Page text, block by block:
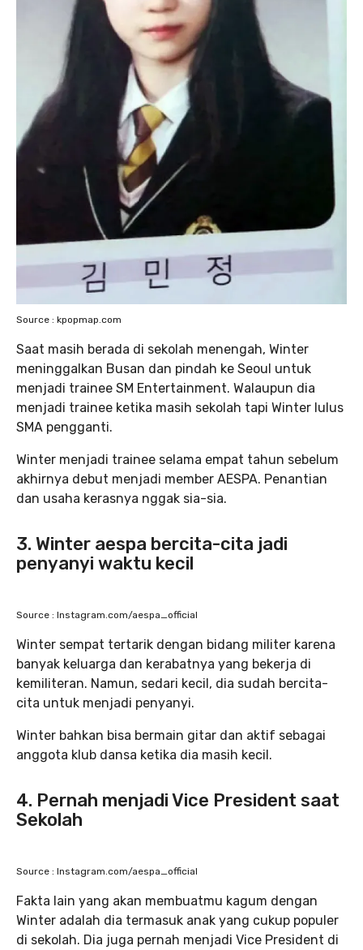
Source : kpopmap.com
Saat masih berada di sekolah menengah, Winter
meninggalkan Busan dan pindah ke Seoul untuk
menjadi trainee SM Entertainment. Walaupun dia
menjadi trainee ketika masih sekolah tapi Winter lulus
SMA pengganti.
Winter menjadi trainee selama empat tahun sebelum
akhirnya debut menjadi member AESPA. Penantian
dan usaha kerasnya nggak sia-sia.
3. Winter aespa bercita-cita jadi
penyanyi waktu kecil
Source : Instagram.com/aespa_official
Winter sempat tertarik dengan bidang militer karena
banyak keluarga dan kerabatnya yang bekerja di
kemiliteran. Namun, sedari kecil, dia sudah bercita-
cita untuk menjadi penyanyi.
Winter bahkan bisa bermain gitar dan aktif sebagai
anggota klub dansa ketika dia masih kecil.
4. Pernah menjadi Vice President saat
Sekolah
Source : Instagram.com/aespa_official
Fakta lain yang akan membuatmu kagum dengan
Winter adalah dia termasuk anak yang cukup populer
di sekolah. Dia juga pernah menjadi Vice President di